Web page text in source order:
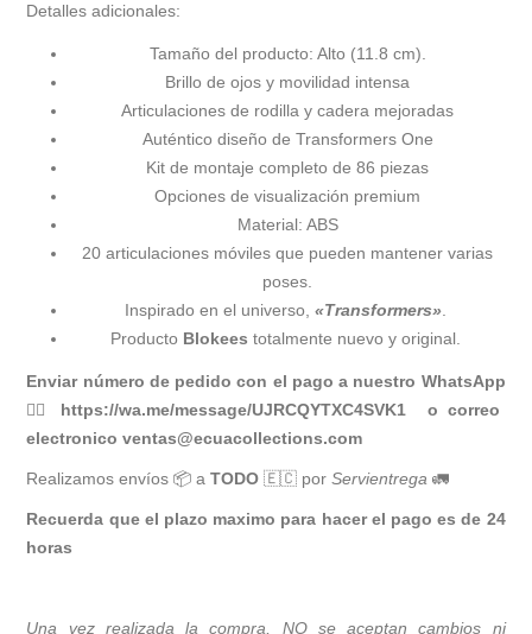
Detalles adicionales:
Tamaño del producto: Alto (11.8 cm).
Brillo de ojos y movilidad intensa
Articulaciones de rodilla y cadera mejoradas
Auténtico diseño de Transformers One
Kit de montaje completo de 86 piezas
Opciones de visualización premium
Material: ABS
20 articulaciones móviles que pueden mantener varias
poses.
Inspirado en el universo, «Transformers».
Producto Blokees totalmente nuevo y original.
Enviar número de pedido con el pago a nuestro WhatsApp
👉🏻
https://wa.me/message/UJRCQYTXC4SVK1
o correo
electronicoventas@ecuacollections.com
Realizamos envíos 📦 aTODO 🇪🇨 porServientrega 🚛
Recuerda que el plazo maximo para hacer el pago es de 24
horas
Una vez realizada la compra, NO se aceptan cambios ni